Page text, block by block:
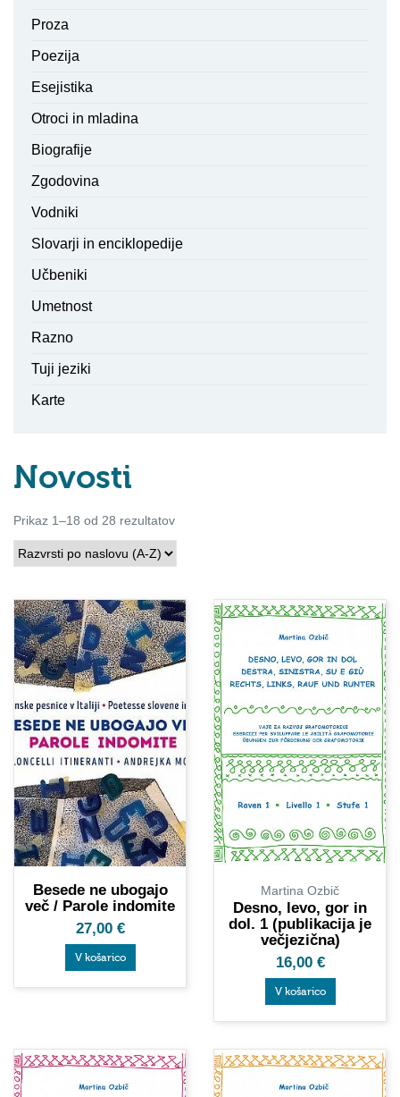
Proza
Poezija
Esejistika
Otroci in mladina
Biografije
Zgodovina
Vodniki
Slovarji in enciklopedije
Učbeniki
Umetnost
Razno
Tuji jeziki
Karte
Novosti
Prikaz 1–18 od 28 rezultatov
Besede ne ubogajo
več / Parole indomite
27,00 €
V košarico
Martina Ozbič
Desno, levo, gor in
dol. 1 (publikacija je
večjezična)
16,00 €
V košarico